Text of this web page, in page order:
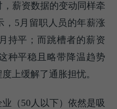
薪资数据的变动同样牵
，5月留职人员的年薪涨
持平；而跳槽者的薪资
种平稳且略带降温趋势
上缓解了通胀担忧。
（50人以下）依然是吸